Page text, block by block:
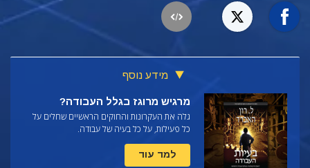
מידע נוסף
מרגיש מרוגז בגלל העבודה?
גלה את העקרונות והחוקים הראשיים שחלים על
כל פעילות, על כל בעיה של עבודה.
למד עוד